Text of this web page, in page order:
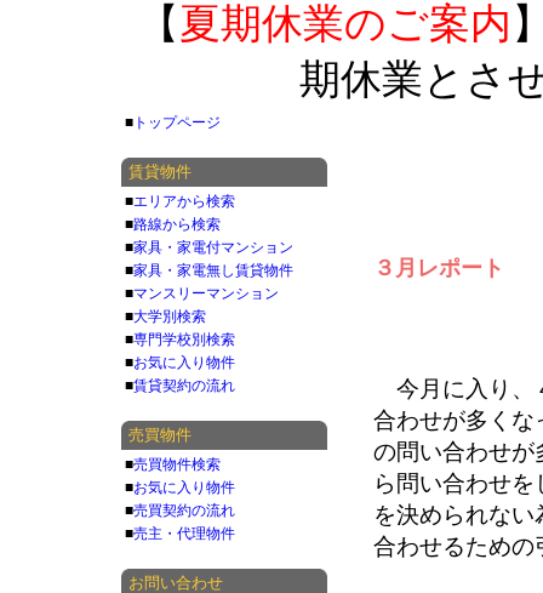
【 夏期休業のご案内
期休業とさ
３月レポート
今月に入り、
合わせが多くな
の問い合わせが
ら問い合わせ
を決められな
合わせるための
■ トップページ
賃貸物件
■エリアから検索
■路線から検索
■家具・家電付マンション
■家具・家電無し賃貸物件
■マンスリーマンション
■大学別検索
■専門学校別検索
■お気に入り物件
■賃貸契約の流れ
売買物件
■売買物件検索
■お気に入り物件
■売買契約の流れ
■売主・代理物件
お問い合わせ